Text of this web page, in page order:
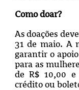
Como doar?
As doações
31 de maio. A
garantir o
para as
de R$ 10,00 e
crédito ou